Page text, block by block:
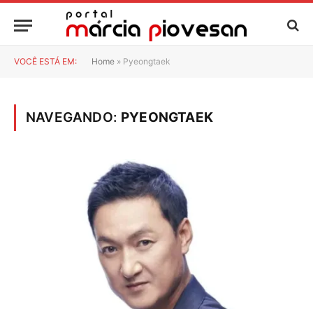
VOCÊ ESTÁ EM: Home » Pyeongtaek
NAVEGANDO: PYEONGTAEK